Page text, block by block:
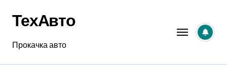
содержанию
ТехАвто
Прокачка авто